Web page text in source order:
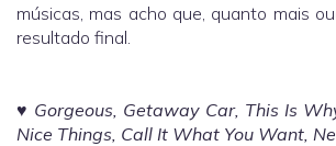
músicas, mas acho que, quanto mais
resultado final.
♥ Gorgeous, Getaway Car, This Is
Nice Things, Call It What You Want,